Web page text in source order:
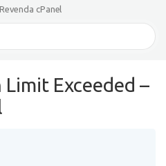
cPanel
Exceeded –